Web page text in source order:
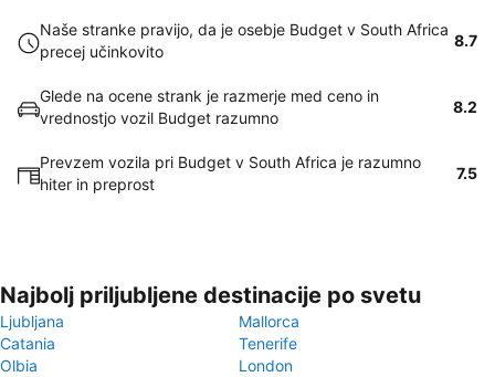
Naše stranke pravijo, da je osebje Budget v South Africa
precej učinkovito
8.7
Glede na ocene strank je razmerje med ceno in
vrednostjo vozil Budget razumno
8.2
Prevzem vozila pri Budget v South Africa je razumno
hiter in preprost
7.5
Najbolj priljubljene destinacije po svetu
Ljubljana
Mallorca
Catania
Tenerife
Olbia
London